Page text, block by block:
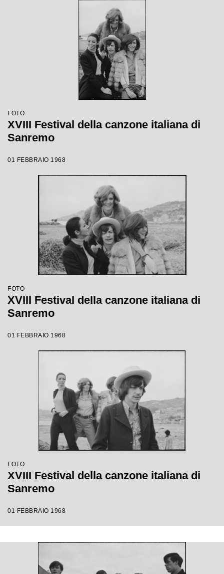
FOTO
XVIII Festival della canzone italiana di
Sanremo
01 FEBBRAIO 1968
FOTO
XVIII Festival della canzone italiana di
Sanremo
01 FEBBRAIO 1968
FOTO
XVIII Festival della canzone italiana di
Sanremo
01 FEBBRAIO 1968